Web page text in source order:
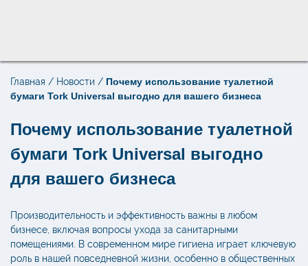
Поиск по товарам
×
Главная / Новости / Почему использование туалетной
бумаги Tork Universal выгодно для вашего бизнеса
Почему использование туалетной
бумаги Tork Universal выгодно
для вашего бизнеса
Производительность и эффективность важны в любом
бизнесе, включая вопросы ухода за санитарными
помещениями. В современном мире гигиена играет ключевую
роль в нашей повседневной жизни, особенно в общественных